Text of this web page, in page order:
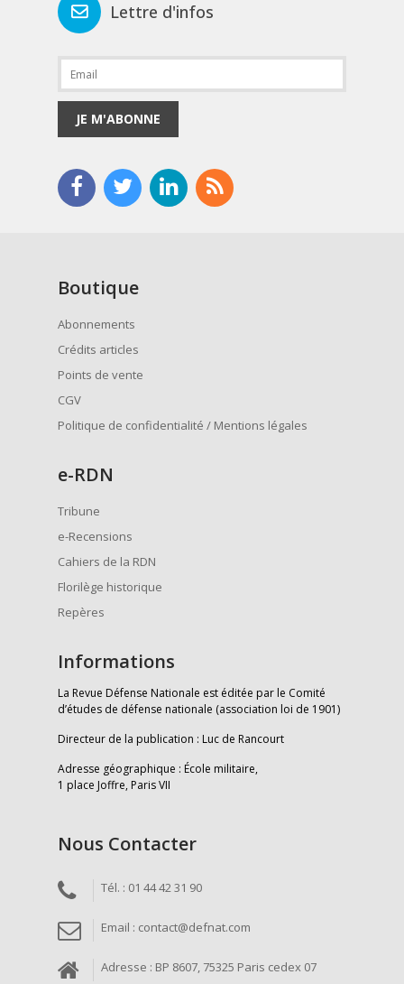
Lettre d'infos
JE M'ABONNE
Boutique
Abonnements
Crédits articles
Points de vente
CGV
Politique de confidentialité / Mentions légales
e-RDN
Tribune
e-Recensions
Cahiers de la RDN
Florilège historique
Repères
Informations
La Revue Défense Nationale est éditée par le Comité
d’études de défense nationale (association loi de 1901)
Directeur de la publication : Luc de Rancourt
Adresse géographique : École militaire,
1 place Joffre, Paris VII
Nous Contacter
Tél. : 01 44 42 31 90
Email : contact@defnat.com
Adresse : BP 8607, 75325 Paris cedex 07